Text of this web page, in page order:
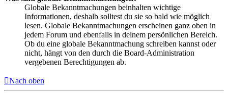
Globale Bekanntmachungen beinhalten wichtige
Informationen, deshalb solltest du sie so bald wie möglich
lesen. Globale Bekanntmachungen erscheinen ganz oben in
jedem Forum und ebenfalls in deinem persönlichen Bereich.
Ob du eine globale Bekanntmachung schreiben kannst oder
nicht, hängt von den durch die Board-Administration
vergebenen Berechtigungen ab.
Nach oben